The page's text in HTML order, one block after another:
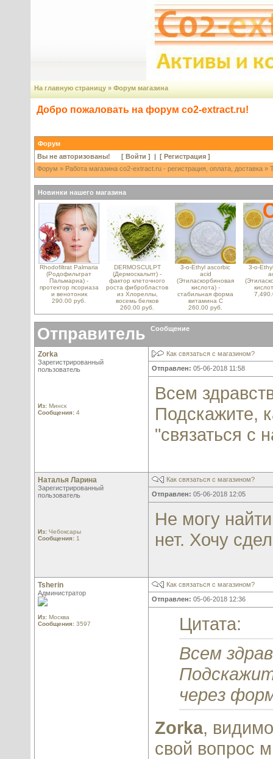
На главную страницу » Форум магазина
Добро пожаловать на форум co2-extract.ru!
Форум
Вы не авторизованы! [ Войти ] | [ Регистрация ]
Форум » Работа магазина co2-extract.ru - регистрация, оплата, доставка »
Новинки нашего магазина
Rhodofiltrat Palmaria
(Родофильтрат
Пальмариа) -
протектор псориаза
и венотоник
290.00 руб.
DERMOSCULPT
(Дермоскальпт) -
фактор клеточного
роста фибробластов
из Хлореллы,
восемь белков
260.00 руб.
3-o-Ethyl ascorbic
acid
(Этиласкорбиновая
кислота) -
стабильная форма
витамина С
260.00 руб.
3-o-
Отправитель Сообщение
Zorka
Зарегистрированный
пользователь
Из: Минск
Сообщения: 4
Как связаться с магазином?
Отправлен: 05-06-2018 11:58
Всем
Подскажите,
"связаться с
Наталья Ларина
Зарегистрированный
пользователь
Из: Чебоксары
Сообщения: 1
Как связаться с магазином?
Отправлен: 05-06-2018 12:05
Не могу
нет. Хочу
Tsherin
Администратор
Из: Москва
Сообщения: 3597
Как связаться с магазином?
Отправлен: 05-06-2018 12:36
Цитата:
Всем
через
Zorka,
свой вопрос